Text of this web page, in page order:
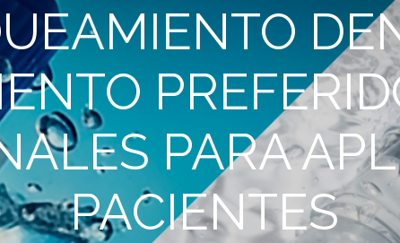
PARA
PACIENTES